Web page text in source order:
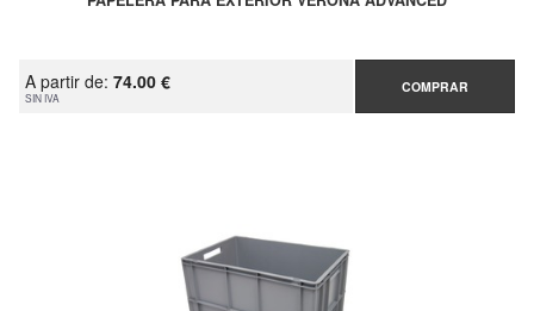
A partir de: 74.00 €
SIN IVA
COMPRAR